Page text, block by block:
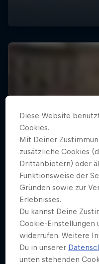
Diese Website
Cookies.
Mit Deiner
zusätzliche Cookies
Drittanbietern) oder
Funktionsweise der
Gründen sowie zur
Erlebnisses.
Du kannst Deine
Cookie-Einstellungen
widerrufen. Weitere
Du in unserer
unten stehenden